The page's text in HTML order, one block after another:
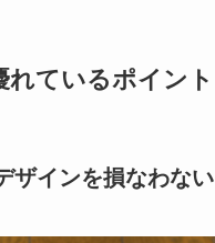
れているポイント
ザインを損なわない